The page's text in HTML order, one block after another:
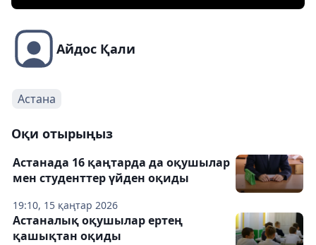
Айдос Қали
Астана
Оқи отырыңыз
19:10, 15 қаңтар 2026
Астанада 16 қаңтарда да оқушылар
мен студенттер үйден оқиды
Астаналық оқушылар ертең
қашықтан оқиды